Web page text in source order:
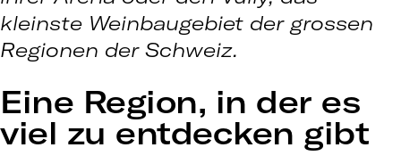
kleinste Weinbaugebiet der grossen
Regionen der Schweiz.
Eine Region, in der es
viel zu entdecken gibt